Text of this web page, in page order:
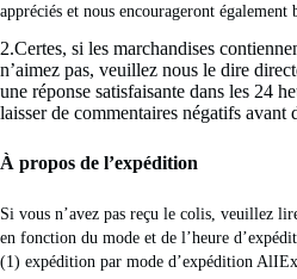
appréciés et nous encourageront également
2.Certes, si les marchandises
n’aimez pas, veuillez nous le dire
une réponse satisfaisante dans les 24
laisser de commentaires négatifs avant
À propos de l’expédition
Si vous n’avez pas reçu le colis, veuillez
en fonction du mode et de l’heure
(1) expédition par mode d’expédition